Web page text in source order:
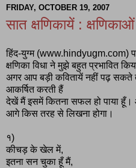
FRIDAY, OCTOBER 19, 2007
सात क्षणिकायें :
हिंद-युग्म (www.hindyugm.com)
क्षणिका विधा ने मुझे बहुत प्रभावित
अगर आप बड़ी कवितायें नहीं पढ़ सकते
आकर्षित करती हैं
देखें मैं इसमें कितना सफल हो पाया हूँ।
आगे किस तरह से लिखना होगा।
१)
कीचड़ के खेल में,
इतना सन चुका हूँ मैं,